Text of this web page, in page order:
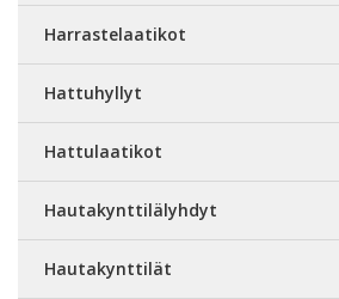
Harrastelaatikot
Hattuhyllyt
Hattulaatikot
Hautakynttilälyhdyt
Hautakynttilät